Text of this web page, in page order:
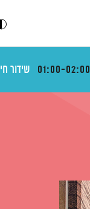
01:00-02:00 שידור חי